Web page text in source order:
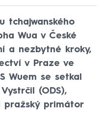
tchajwanského
Wua v České
a nezbytné kroky,
v Praze ve
Wuem se setkal
(ODS),
pražský primátor